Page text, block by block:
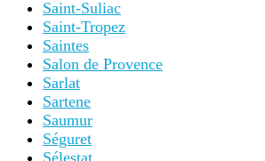
Saint-Suliac
Saint-Tropez
Saintes
Salon de Provence
Sarlat
Sartene
Saumur
Séguret
Sélestat